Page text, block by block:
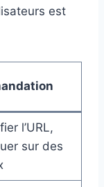
est
l’URL,
sur des